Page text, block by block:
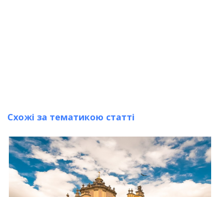
Схожі за тематикою статті